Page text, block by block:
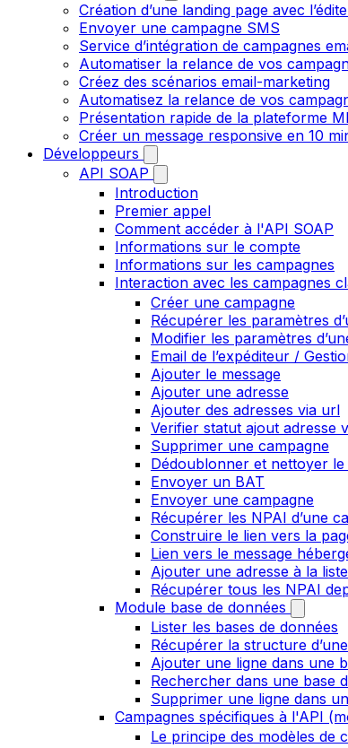
Création d’une landing page avec
Envoyer une campagne SMS
Service d’intégration de campagnes
Automatiser la relance de vos
Créez des scénarios email-marketing
Automatisez la relance de vos
Présentation rapide de la plateforme
Créer un message responsive en 10
Développeurs
API SOAP
Introduction
Premier appel
Comment accéder à l'API SOAP
Informations sur le compte
Informations sur les campagnes
Interaction avec les campagnes
Créer une campagne
Récupérer les paramètres
Modifier les paramètres
Email de l’expéditeur /
Ajouter le message
Ajouter une adresse
Ajouter des adresses via url
Verifier statut ajout adresse
Supprimer une campagne
Dédoublonner et nettoyer
Envoyer un BAT
Envoyer une campagne
Récupérer les NPAI d’une
Construire le lien vers la
Lien vers le message
Ajouter une adresse à la
Récupérer tous les NPAI
Module base de données
Lister les bases de données
Récupérer la structure
Ajouter une ligne dans une
Rechercher dans une base
Supprimer une ligne dans
Campagnes spécifiques à l'API
Le principe des modèles de